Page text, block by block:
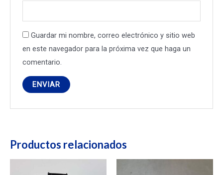
Guardar mi nombre, correo electrónico y sitio web
en este navegador para la próxima vez que haga un
comentario.
Productos relacionados